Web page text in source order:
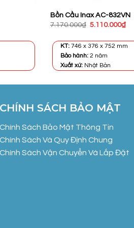
Bồn Cầu Inax AC-832VN
7.170.000₫ Giá
7.170.000₫.
5.110.000₫Giá
là:
KT: 746 x 376 x 752 mm
Bảo hành:2 năm
Xuất xứ: Nhật Bản
CHÍNH SÁCH BẢO MẬT
Chính Sách Bảo Mật Thông Tin
Chính Sách Và Quy Định Chung
Chính Sách Vận Chuyển Và Lắp Đặt